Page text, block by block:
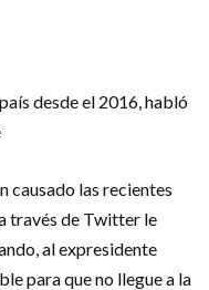
desde el 2016, habló
causado las recientes
través de Twitter le
al expresidente
para que no llegue a la